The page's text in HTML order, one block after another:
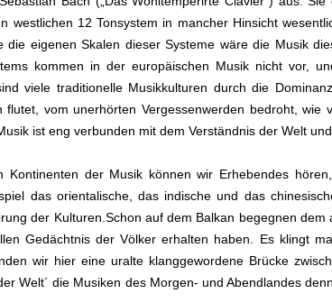
westlichen 12 Tonsystem in mancher Hinsicht
eigenen Skalen dieser Systeme wäre die Musik
kommen in der europäischen Musik nicht vor,
viele traditionelle Musikkulturen durch die
vom unerhörten Vergessenwerden bedroht, wie
ist eng verbunden mit dem Verständnis der Welt
der Musik können wir Erhebendes hören,
das orientalische, das indische und das
der Kulturen.Schon auf dem Balkan begegnen
Gedächtnis der Völker erhalten haben. Es klingt
wir hier eine uralte klanggewordene Brücke
Welt´ die Musiken des Morgen- und Abendlandes